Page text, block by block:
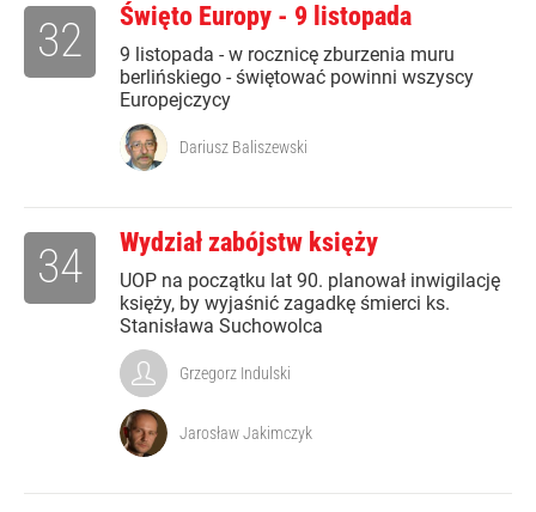
Święto Europy - 9 listopada
9 listopada - w rocznicę zburzenia muru
berlińskiego - świętować powinni wszyscy
Europejczycy
32
Dariusz Baliszewski
Wydział zabójstw księży
UOP na początku lat 90. planował inwigilację
księży, by wyjaśnić zagadkę śmierci ks.
Stanisława Suchowolca
34
Grzegorz Indulski
Jarosław Jakimczyk